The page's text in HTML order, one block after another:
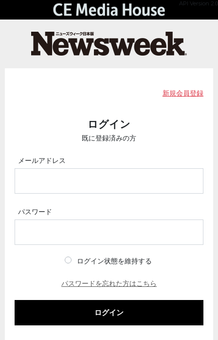
API Version 2.0
新規会員登録
ログイン
既に登録済みの方
メールアドレス
パスワード
ログイン状態を維持する
パスワードを忘れた方はこちら
ログイン